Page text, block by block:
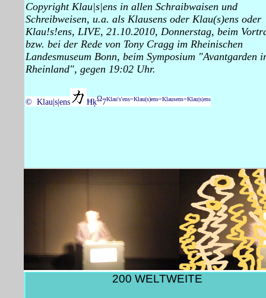
Copyright Klau|s|ens in allen Schraibwaisen und
Schreibweisen, u.a. als Klausens oder Klau(s)ens oder
Klau!s!ens, LIVE, 21.10.2010, Donnerstag, beim
bzw. bei der Rede von Tony Cragg im Rheinischen
Landesmuseum Bonn, beim Symposium "Avantgarden
Rheinland", gegen 19:02 Uhr.
© Klau|s|ens ĦķΩ7Klau's'ens=Klau(s)ens=Klausens=Klau|s|ens
200 WELTWEITE